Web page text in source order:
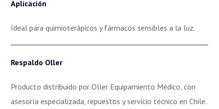
Aplicación
Ideal para quimioterápicos y fármacos sensibles a la luz.
Respaldo Oller
Producto distribuido por Oller Equipamiento Médico, con
asesoría especializada, repuestos y servicio técnico en Chile.